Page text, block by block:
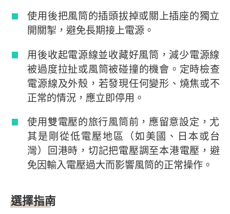
使用後把風筒的插頭拔掉或關上插座的獨立
開關掣，避免長期接上電源。
用後收起電源線並收藏好風筒，減少電源線
被過度拉扯或風筒被碰撞的機會。定時檢查
電源線及外殼，若發現任何變形、燒焦或不
正常的情況，應立即停用。
使用雙電壓的旅行風筒前，應留意設定，尤
其是剛從低電壓地區（如美國、日本或台
灣）回港時，切記把電壓調至本港電壓，避
免因輸入電壓過大而影響風筒的正常操作。
選擇指南